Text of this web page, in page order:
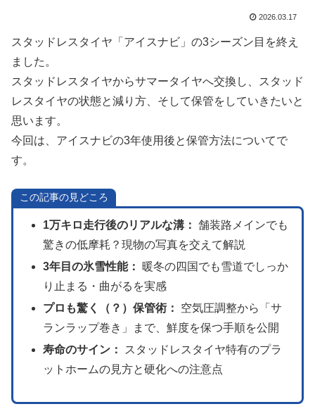
2026.03.17
スタッドレスタイヤ「アイスナビ」の3シーズン目を終え
ました。
スタッドレスタイヤからサマータイヤへ交換し、スタッド
レスタイヤの状態と減り方、そして保管をしていきたいと
思います。
今回は、アイスナビの3年使用後と保管方法についてで
す。
この記事の見どころ
1万キロ走行後のリアルな溝： 舗装路メインでも
驚きの低摩耗？現物の写真を交えて解説
3年目の氷雪性能：
暖冬の四国でも雪道でしっか
り止まる・曲がるを実感
プロも驚く（？）保管術：
空気圧調整から「サ
ランラップ巻き」まで、鮮度を保つ手順を公開
寿命のサイン：
スタッドレスタイヤ特有のプラ
ットホームの見方と硬化への注意点